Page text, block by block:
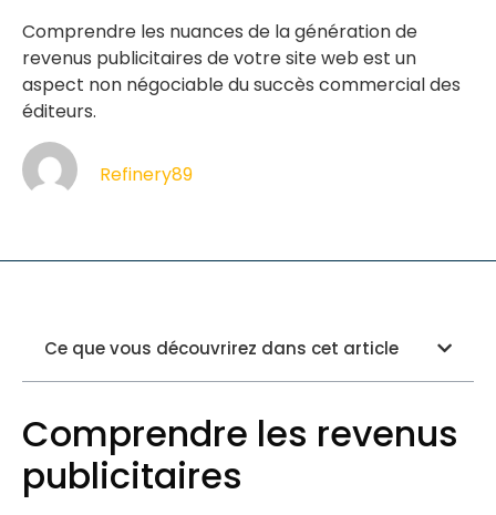
Comprendre les nuances de la génération de
revenus publicitaires de votre site web est un
aspect non négociable du succès commercial des
éditeurs.
Refinery89
Ce que vous découvrirez dans cet article
Comprendre les revenus
publicitaires